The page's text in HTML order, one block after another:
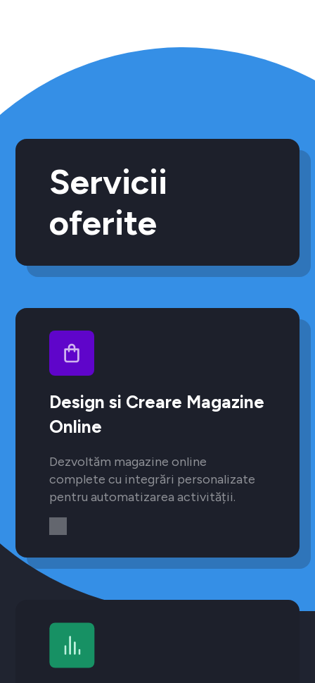
Servicii
oferite
Design si Creare Magazine
Online
Dezvoltăm magazine online
complete cu integrări personalizate
pentru automatizarea activității.